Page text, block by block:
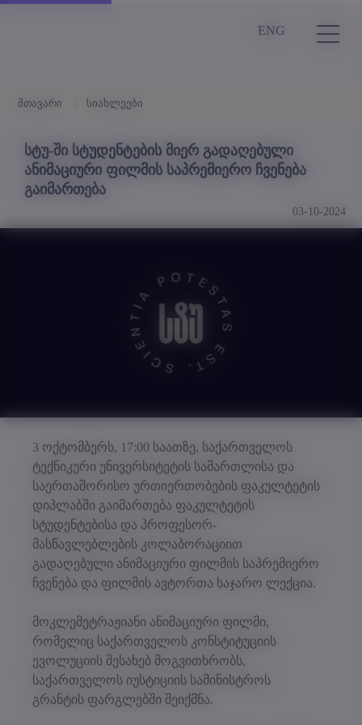
ENG
მთავარი სიახლეები
სტუ-ში სტუდენტების მიერ გადაღებული
ანიმაციური ფილმის საპრემიერო ჩვენება
გაიმართება
03-10-2024
3 ოქტომბერს, 17:00 საათზე, საქართველოს
ტექნიკური უნივერსიტეტის სამართლისა და
საერთაშორისო ურთიერთობების ფაკულტეტის
დიპლაბში გაიმართება ფაკულტეტის
სტუდენტებისა და პროფესორ-
მასწავლებლების კოლაბორაციით
გადაღებული ანიმაციური ფილმის საპრემიერო
ჩვენება და ფილმის ავტორთა საჯარო ლექცია.
მოკლემეტრაჟიანი ანიმაციური ფილმი,
რომელიც საქართველოს კონსტიტუციის
ევოლუციის შესახებ მოგვითხრობს,
საქართველოს იუსტიციის სამინისტროს
გრანტის ფარგლებში შეიქმნა.